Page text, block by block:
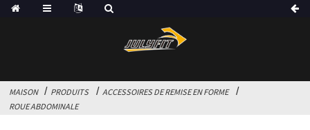
MAISON PRODUITS
ACCESSOIRES DE REMISE EN FORME
ROUE ABDOMINALE